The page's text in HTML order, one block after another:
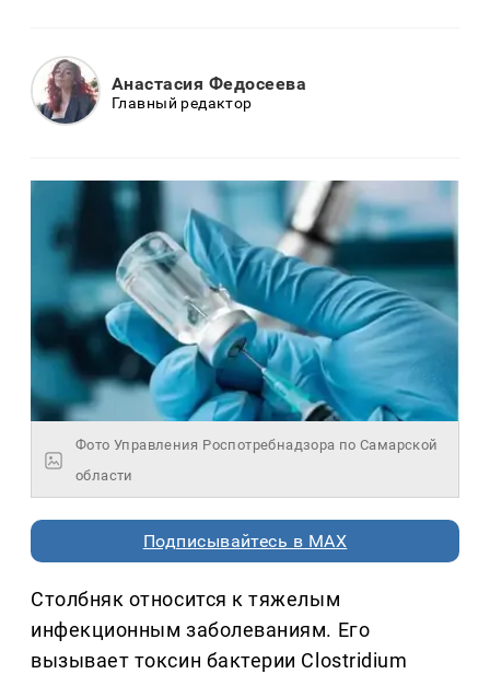
Анастасия Федосеева
Главный редактор
Фото Управления Роспотребнадзора по Самарской
области
Подписывайтесь в MAX
Столбняк относится к тяжелым
инфекционным заболеваниям. Его
вызывает токсин бактерии Clostridium